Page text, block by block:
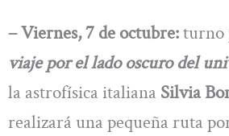
– Viernes, 7 de octubre:turno
viaje por el lado oscuro del
la astrofísica italiana Silvia
realizará una pequeña ruta